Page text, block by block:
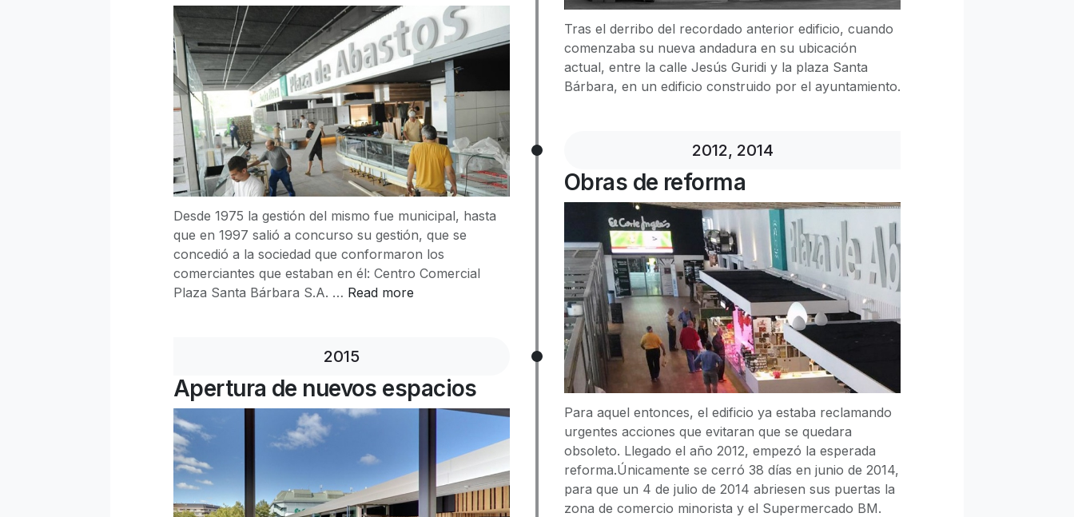
Tras el derribo del recordado anterior edificio, cuando
comenzaba su nueva andadura en su ubicación
actual, entre la calle Jesús Guridi y la plaza Santa
Bárbara, en un edificio construido por el ayuntamiento.
Desde 1975 la gestión del mismo fue municipal, hasta
que en 1997 salió a concurso su gestión, que se
concedió a la sociedad que conformaron los
comerciantes que estaban en él: Centro Comercial
Plaza Santa Bárbara S.A. … Read more
2012, 2014
Obras de reforma
Para aquel entonces, el edificio ya estaba reclamando
urgentes acciones que evitaran que se quedara
obsoleto. Llegado el año 2012, empezó la esperada
reforma.Únicamente se cerró 38 días en junio de 2014,
para que un 4 de julio de 2014 abriesen sus puertas la
zona de comercio minorista y el Supermercado BM.
2015
Apertura de nuevos espacios